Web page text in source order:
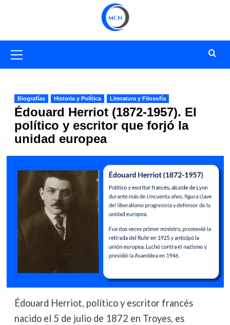
primario
Biografías Historia y Política Literatura y Filosofía
Édouard Herriot (1872-1957). El
político y escritor que forjó la
unidad europea
Édouard Herriot, político y escritor francés
nacido el 5 de julio de 1872 en Troyes, es